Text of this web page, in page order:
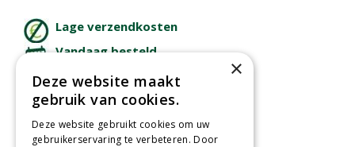
Lage verzendkosten
Vandaag besteld
Afhalen in tuincentrum
Betaal veilig
met iDeal - Wero
×
Deze website maakt
gebruik van cookies.
Deze website gebruikt cookies om uw
gebruikerservaring te verbeteren. Door